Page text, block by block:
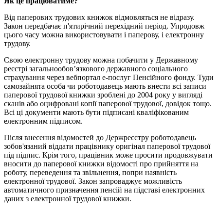
Від паперових трудових книжок відмовляться не відразу.
Закон передбачає п'ятирічний перехідний період. Упродовж
цього часу можна використовувати і паперову, і електронну
трудову.
Свою електронну трудову можна побачити у Державному
реєстрі загальнообов’язкового державного соціального
страхування через вебпортал е-послуг Пенсійного фонду. Туди
самозайнята особа чи роботодавець мають внести всі записи
паперової трудової книжки зроблені до 2004 року у вигляді
сканів або оцифровані копії паперової трудової, довідок тощо.
Всі ці документи мають бути підписані кваліфікованим
електронним підписом.
Після внесення відомостей до Держреєстру роботодавець
зобов'язаний віддати працівнику оригінал паперової трудової
під підпис. Крім того, працівник може просити продовжувати
вносити до паперової книжки відомості про прийняття на
роботу, переведення та звільнення, попри наявність
електронної трудової. Закон запроваджує можливість
автоматичного призначення пенсій на підставі електронних
даних з електронної трудової книжки.